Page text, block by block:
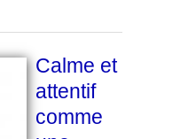
Calme et
attentif
comme